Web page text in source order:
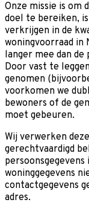
Onze missie is om
doel te bereiken,
verkrijgen in de
woningvoorraad in
langer mee dan
Door vast te
genomen
voorkomen we
bewoners of de
moet gebeuren.
Wij verwerken
gerechtvaardigd
woninggegevens
contactgegevens
adres.